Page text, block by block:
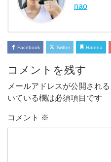
nao
Facebook Twitter Hatena
コメントを残す
メールアドレスが公開され
いている欄は必須項目です
コメント ※